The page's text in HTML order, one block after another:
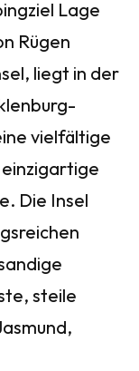
Lage
Rügen
liegt in der
vielfältige
Die Insel
steile